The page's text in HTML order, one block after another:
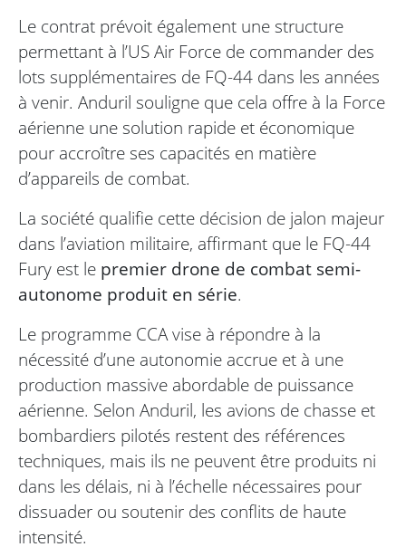
Le contrat prévoit également une structure
permettant à l’US Air Force de commander des
lots supplémentaires de FQ-44 dans les années
à venir. Anduril souligne que cela offre à la Force
aérienne une solution rapide et économique
pour accroître ses capacités en matière
d’appareils de combat.
La société qualifie cette décision de jalon majeur
dans l’aviation militaire, affirmant que le FQ-44
Fury est le premier drone de combat semi-
autonome produit en série.
Le programme CCA vise à répondre à la
nécessité d’une autonomie accrue et à une
production massive abordable de puissance
aérienne. Selon Anduril, les avions de chasse et
bombardiers pilotés restent des références
techniques, mais ils ne peuvent être produits ni
dans les délais, ni à l’échelle nécessaires pour
dissuader ou soutenir des conflits de haute
intensité.